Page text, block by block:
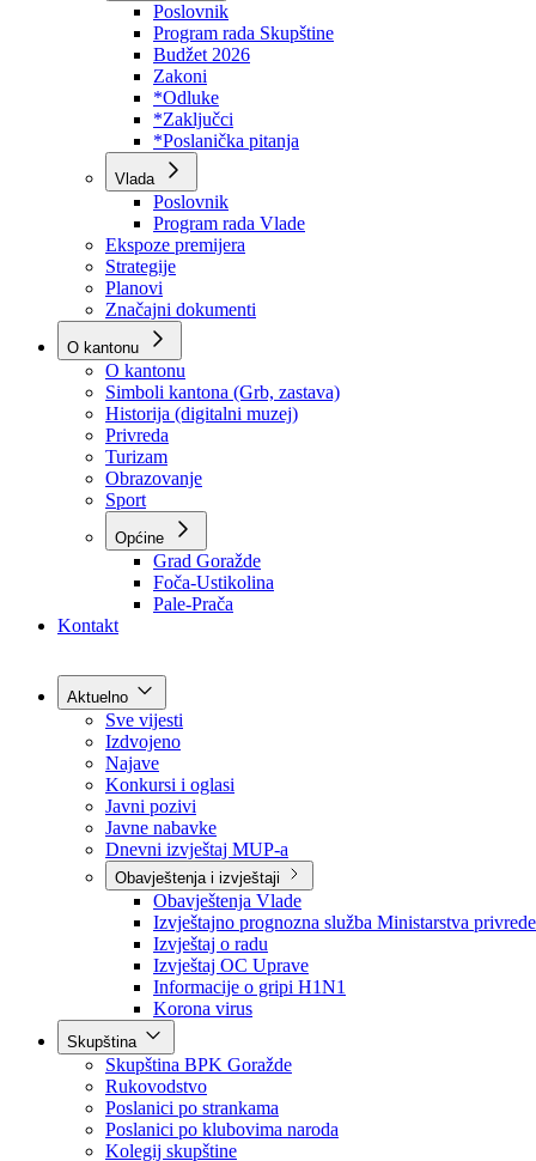
Dokumenti
Skupština
Poslovnik
Program rada Skupštine
Budžet 2026
Zakoni
*Odluke
*Zaključci
*Poslanička pitanja
Vlada
Poslovnik
Program rada Vlade
Ekspoze premijera
Strategije
Planovi
Značajni dokumenti
O kantonu
O kantonu
Simboli kantona (Grb, zastava)
Historija (digitalni muzej)
Privreda
Turizam
Obrazovanje
Sport
Općine
Kontakt
Aktuelno
Sve vijesti
Izdvojeno
Najave
Konkursi i oglasi
Javni pozivi
Javne nabavke
Dnevni izvještaj MUP-a
Obavještenja i izvještaji
Obavještenja Vlade
Izvještajno prognozna služba Ministarstva privrede
Izvještaj o radu
Izvještaj OC Uprave
Informacije o gripi H1N1
Korona virus
Skupština
Skupština BPK Goražde
Rukovodstvo